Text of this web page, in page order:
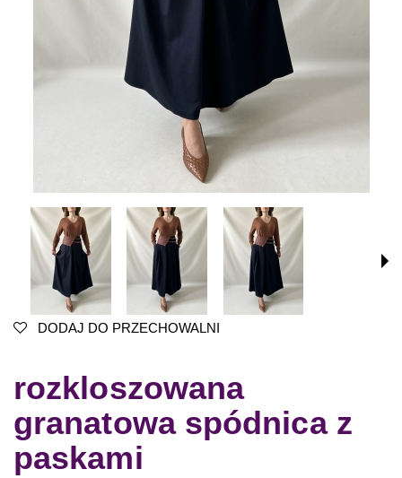
DODAJ DO PRZECHOWALNI
rozkloszowana
granatowa spódnica z
paskami